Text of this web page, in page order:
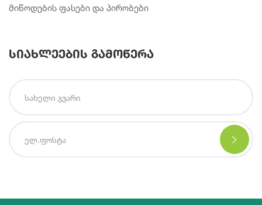
მიწოდების ფასები და პირობები
სიახლეების გამოწერა